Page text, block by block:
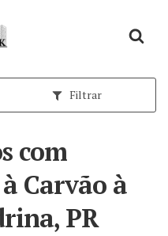
inicial
Filtrar
com
Carvão à
PR